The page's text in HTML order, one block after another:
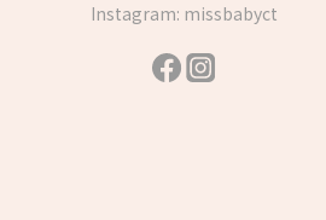
Instagram: missbabyct